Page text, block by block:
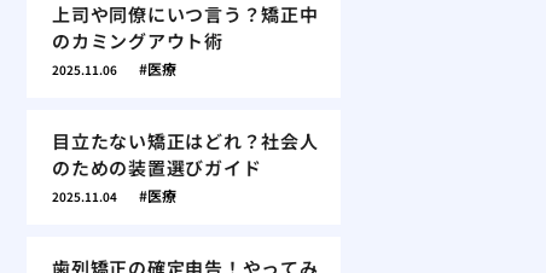
上司や同僚にいつ言う？矯正中
のカミングアウト術
2025.11.06 医療
目立たない矯正はどれ？社会人
のための装置選びガイド
2025.11.04 医療
歯列矯正の確定申告！やってみ